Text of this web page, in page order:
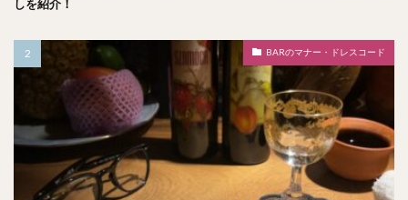
しを紹介！
BARのマナー・ドレスコード